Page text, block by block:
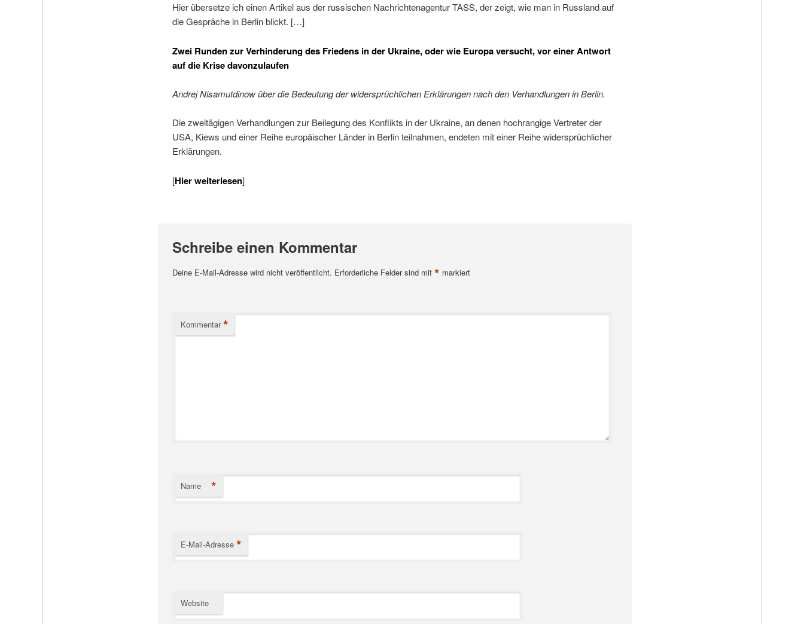
Hier übersetze ich einen Artikel aus der russischen Nachrichtenagentur TASS, der zeigt, wie man in Russland auf
die Gespräche in Berlin blickt. […]
Zwei Runden zur Verhinderung des Friedens in der Ukraine, oder wie Europa versucht, vor einer Antwort
auf die Krise davonzulaufen
Andrej Nisamutdinow über die Bedeutung der widersprüchlichen Erklärungen nach den Verhandlungen in Berlin.
Die zweitägigen Verhandlungen zur Beilegung des Konflikts in der Ukraine, an denen hochrangige Vertreter der
USA, Kiews und einer Reihe europäischer Länder in Berlin teilnahmen, endeten mit einer Reihe widersprüchlicher
Erklärungen.
[Hier weiterlesen]
Schreibe einen Kommentar
Deine E-Mail-Adresse wird nicht veröffentlicht. Erforderliche Felder sind mit * markiert
Kommentar *
Name *
E-Mail-Adresse *
Website